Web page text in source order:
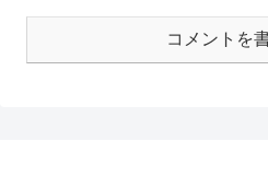
コメントを